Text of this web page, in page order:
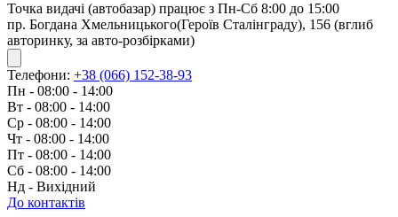
Точка видачі (автобазар) працює з Пн-Сб 8:00 до 15:00
пр. Богдана Хмельницького(Героїв Сталінграду), 156 (вглиб
авторинку, за авто-розбірками)
Телефони: +38 (066) 152-38-93
Пн - 08:00 - 14:00
Вт - 08:00 - 14:00
Ср - 08:00 - 14:00
Чт - 08:00 - 14:00
Пт - 08:00 - 14:00
Сб - 08:00 - 14:00
Нд - Вихідний
До контактів